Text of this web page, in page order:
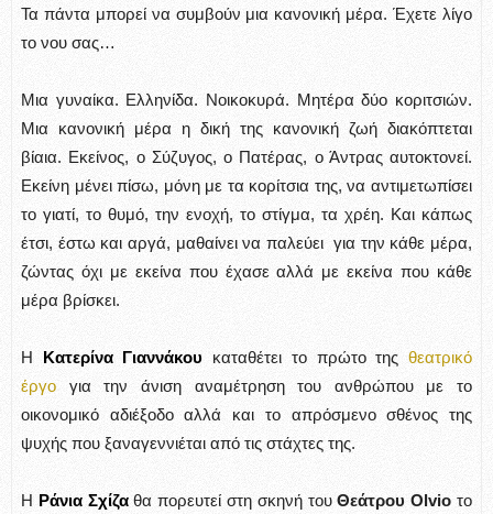
Τα πάντα μπορεί να συμβούν μια κανονική μέρα. Έχετε λίγο
το νου σας…
Μια γυναίκα. Ελληνίδα. Νοικοκυρά. Μητέρα δύο κοριτσιών.
Μια κανονική μέρα η δική της κανονική ζωή διακόπτεται
βίαια. Εκείνος, ο Σύζυγος, ο Πατέρας, ο Άντρας αυτοκτονεί.
Εκείνη μένει πίσω, μόνη με τα κορίτσια της, να αντιμετωπίσει
το γιατί, το θυμό, την ενοχή, το στίγμα, τα χρέη. Και κάπως
έτσι, έστω και αργά, μαθαίνει να παλεύει για την κάθε μέρα,
ζώντας όχι με εκείνα που έχασε αλλά με εκείνα που κάθε
μέρα βρίσκει.
Η Κατερίνα Γιαννάκου καταθέτει το πρώτο τηςθεατρικό
έργο για την άνιση αναμέτρηση του ανθρώπου με το
οικονομικό αδιέξοδο αλλά και το απρόσμενο σθένος της
ψυχής που ξαναγεννιέται από τις στάχτες της.
Η Ράνια Σχίζα θα πορευτεί στη σκηνή τουΘεάτρου Olvio το